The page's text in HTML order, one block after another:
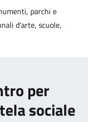
parchi e
d'arte, scuole,
per
sociale